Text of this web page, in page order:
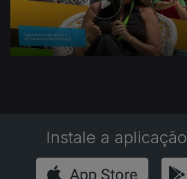
Instale a aplicação